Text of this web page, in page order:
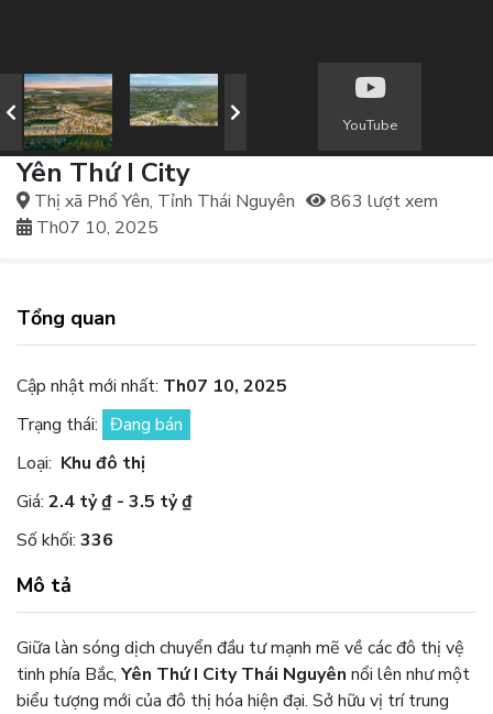
YouTube
Yên Thứ I City
Thị xã Phổ Yên, Tỉnh Thái Nguyên
863 lượt xem
Th07 10, 2025
Tổng quan
Cập nhật mới nhất: Th07 10, 2025
Trạng thái: Đang bán
Loại: Khu đô thị
Giá: 2.4 tỷ ₫ - 3.5 tỷ ₫
Số khối: 336
Mô tả
Giữa làn sóng dịch chuyển đầu tư mạnh mẽ về các đô thị vệ
tinh phía Bắc, Yên Thứ I City Thái Nguyên nổi lên như một
biểu tượng mới của đô thị hóa hiện đại. Sở hữu vị trí trung